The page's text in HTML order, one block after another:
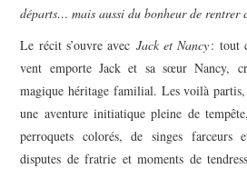
départs… mais aussi du bonheur de rentrer
Le récit s’ouvre avec Jack et Nancy: tout
vent emporte Jack et sa sœur Nancy,
magique héritage familial. Les voilà
une aventure initiatique pleine de
perroquets colorés, de singes farceurs
disputes de fratrie et moments de